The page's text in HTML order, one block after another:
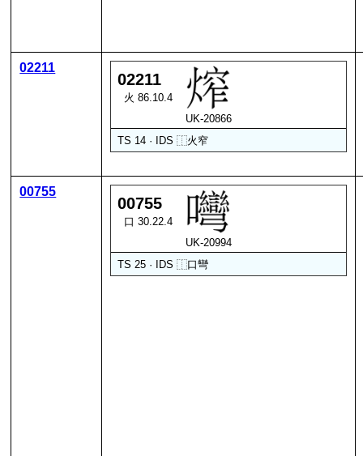
02211
02211
火 86.10.4
UK-20866
TS 14 · IDS⿰火 窄
00755
00755
口 30.22.4
UK-20994
TS 25 · IDS⿰口彎